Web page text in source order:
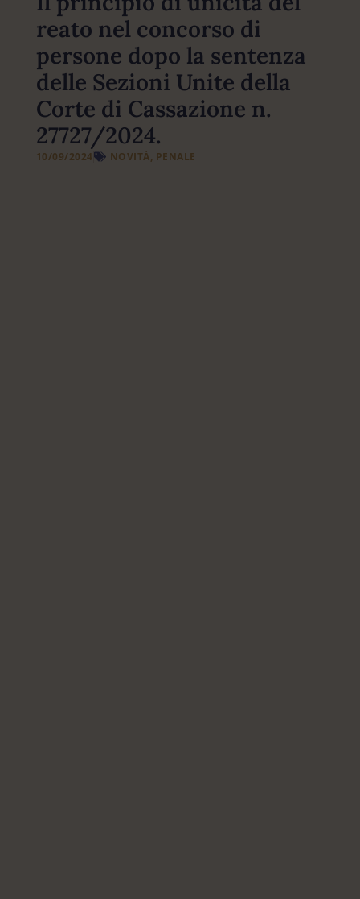
reato nel concorso di
persone dopo la sentenza
delle Sezioni Unite della
Corte di Cassazione n.
27727/2024.
10/09/2024 NOVITÀ, PENALE